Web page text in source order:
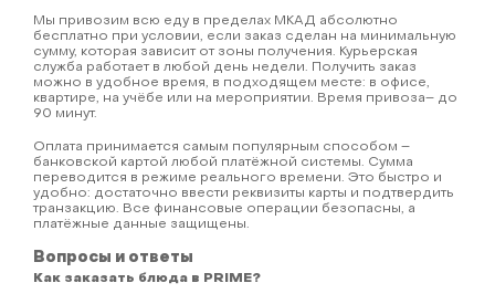
Мы привозим всю еду в пределах МКАД абсолютно
бесплатно при условии, если заказ сделан на минимальную
сумму, которая зависит от зоны получения. Курьерская
служба работает в любой день недели. Получить заказ
можно в удобное время, в подходящем месте: в офисе,
квартире, на учёбе или на мероприятии. Время привоза– до
90 минут.
Оплата принимается самым популярным способом –
банковской картой любой платёжной системы. Сумма
переводится в режиме реального времени. Это быстро и
удобно: достаточно ввести реквизиты карты и подтвердить
транзакцию. Все финансовые операции безопасны, а
платёжные данные защищены.
Вопросы и ответы
Как заказать блюда в PRIME?